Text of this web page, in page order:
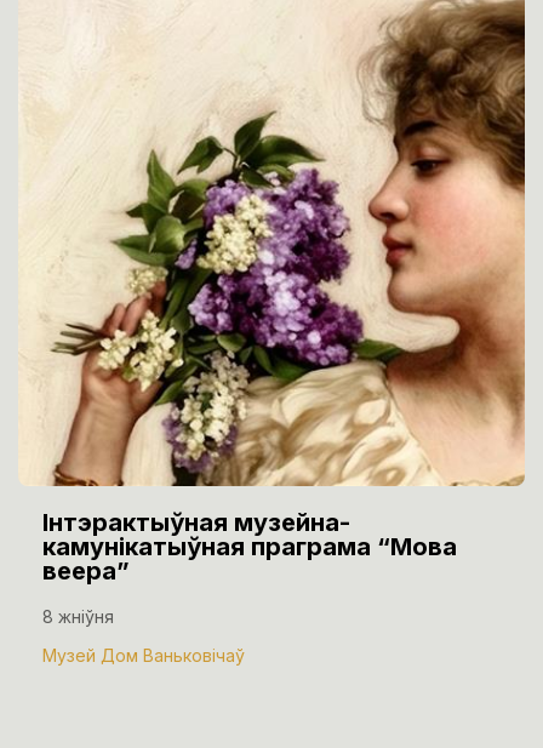
Інтэрактыўная музейна-
камунікатыўная праграма “Мова
веера”
8 жніўня
Музей Дом Ваньковічаў